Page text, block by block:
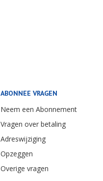
ABONNEE VRAGEN
Neem een Abonnement
Vragen over betaling
Adreswijziging
Opzeggen
Overige vragen